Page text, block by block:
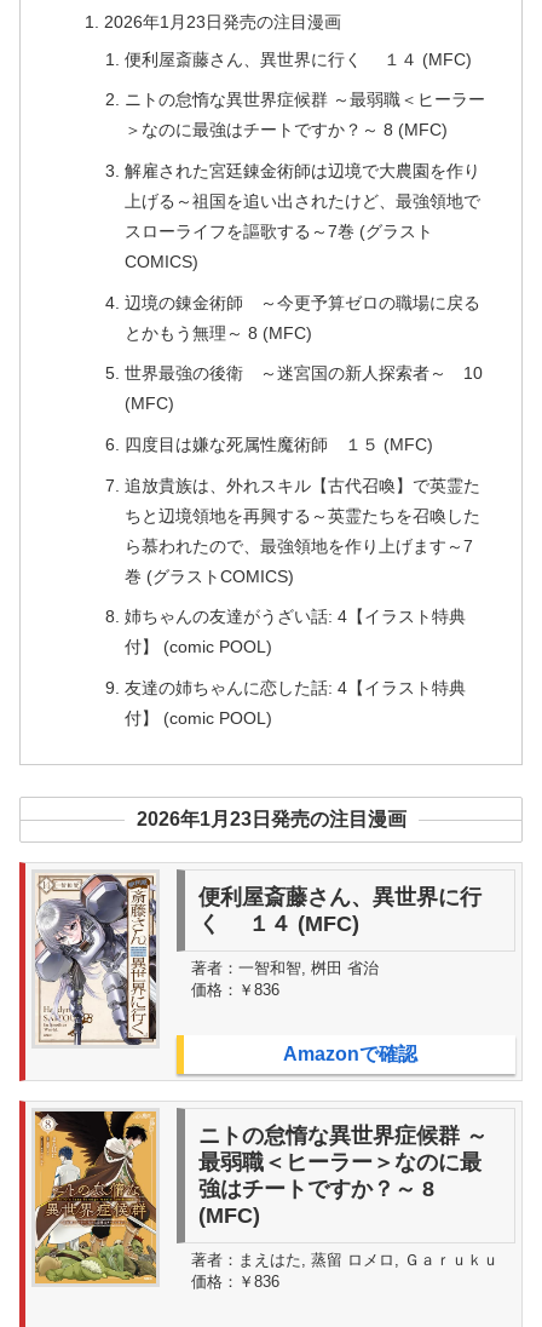
2026年1月23日発売の注目漫画
便利屋斎藤さん、異世界に行く １４ (MFC)
ニトの怠惰な異世界症候群 ～最弱職＜ヒーラー
＞なのに最強はチートですか？～ 8 (MFC)
解雇された宮廷錬金術師は辺境で大農園を作り
上げる～祖国を追い出されたけど、最強領地で
スローライフを謳歌する～7巻 (グラスト
COMICS)
辺境の錬金術師 ～今更予算ゼロの職場に戻る
とかもう無理～ 8 (MFC)
世界最強の後衛 ～迷宮国の新人探索者～ 10
(MFC)
四度目は嫌な死属性魔術師 １５ (MFC)
追放貴族は、外れスキル【古代召喚】で英霊た
ちと辺境領地を再興する～英霊たちを召喚した
ら慕われたので、最強領地を作り上げます～7
巻 (グラストCOMICS)
姉ちゃんの友達がうざい話: 4【イラスト特典
付】 (comic POOL)
友達の姉ちゃんに恋した話: 4【イラスト特典
付】 (comic POOL)
2026年1月23日発売の注目漫画
便利屋斎藤さん、異世界に行
く １４ (MFC)
著者： 一智和智, 桝田 省治
価格： ￥836
Amazonで確認
ニトの怠惰な異世界症候群 ～
最弱職＜ヒーラー＞なのに最
強はチートですか？～ 8
(MFC)
著者： まえはた, 蒸留 ロメロ, Ｇａｒｕｋｕ
価格： ￥836